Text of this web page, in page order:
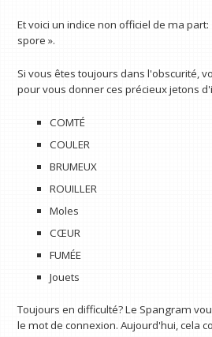
Et voici un indice non officiel de ma
spore ».
Si vous êtes toujours dans l'obscurité,
pour vous donner ces précieux jetons
COMTÉ
COULER
BRUMEUX
ROUILLER
Moles
CŒUR
FUMÉE
Jouets
Toujours en difficulté? Le Spangram
le mot de connexion. Aujourd'hui, cela